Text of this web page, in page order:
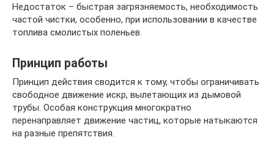
Недостаток – быстрая загрязняемость, необходимость
частой чистки, особенно, при использовании в качестве
топлива смолистых поленьев.
Принцип работы
Принцип действия сводится к тому, чтобы ограничивать
свободное движение искр, вылетающих из дымовой
трубы. Особая конструкция многократно
перенаправляет движение частиц, которые натыкаются
на разные препятствия.